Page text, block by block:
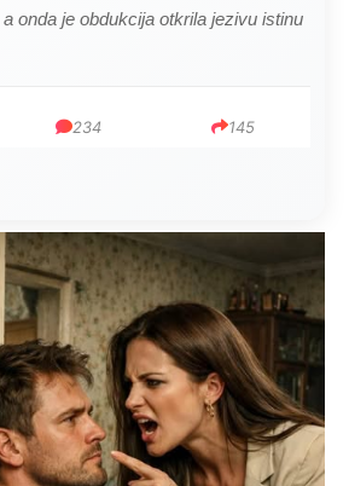
onda je obdukcija otkrila jezivu istinu
234 145